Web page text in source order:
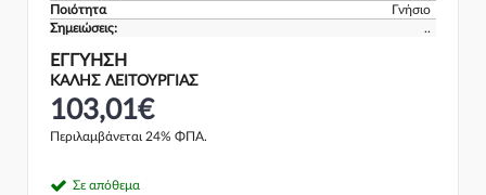
Ποιότητα
Γνήσιο
Σημειώσεις:
..
ΕΓΓΎΗΣΗ
ΚΑΛΗΣ ΛΕΙΤΟΥΡΓΙΑΣ
103,01€
Περιλαμβάνεται 24% ΦΠΑ.
Σε απόθεμα